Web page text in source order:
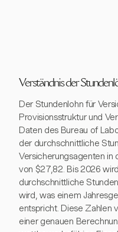
Verständnis der
Der Stundenlohn für
Provisionsstruktur und
Daten des Bureau of
der durchschnittliche
Versicherungsagenten in
von $27,82. Bis 2026
durchschnittliche
wird, was einem
entspricht. Diese Zahlen
einer genauen